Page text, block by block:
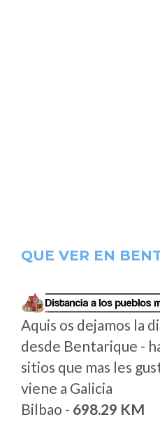
QUE VER EN
Aquis os dejamos la
desde Bentarique -
sitios que mas les
viene a Galicia
Bilbao - 698.29 KM